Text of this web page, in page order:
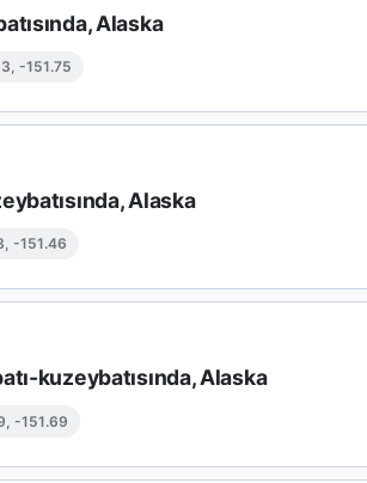
Alaska
-151.75
Alaska
-151.46
kuzeybatısında, Alaska
-151.69